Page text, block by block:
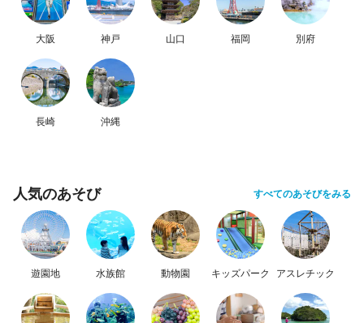
大阪 神戸 山口 福岡 別府
長崎 沖縄
人気のあそび すべてのあそびをみる
遊園地 水族館 動物園 キッズパーク アスレチック